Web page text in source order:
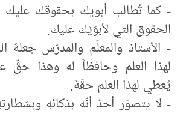
- كما تُطالب أبويك بحقوقك
الحقوق التي لأبوَيْك عليك.
- الأستاذ والمعلّم والمدرّس جعلهُ
لهذا العلم وحافظاً له وهذا حقٌّ
يُعطي لهذا العلم حقّهُ.
- لا يتصوّر أحدٌ أنّه بذكائهِ